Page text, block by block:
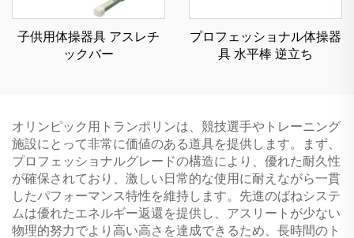
子供用体操器具 アスレチ
ックバー
プロフェッショナル体操器
具 水平棒 逆立ち
オリンピック用トランポリンは、競技選手やトレーニング
施設にとって非常に価値のある道具を提供します。まず、
プロフェッショナルグレードの構造により、優れた耐久性
が確保されており、激しい日常的な使用に耐えながら一貫
したパフォーマンス特性を維持します。先進のばねシステ
ムは優れたエネルギー返還を提供し、アスリートが少ない
物理的努力でより高い高さを達成できるため、長時間のト